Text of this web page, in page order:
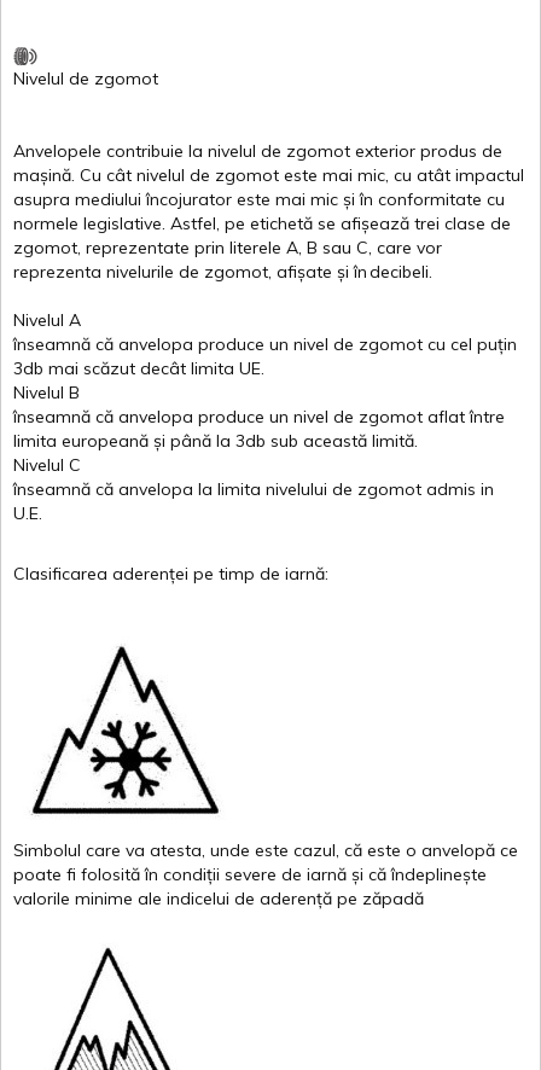
Nivelul de zgomot
Anvelopele contribuie la nivelul de zgomot exterior produs de
mașină. Cu cât nivelul de zgomot este mai mic, cu atât impactul
asupra mediului încojurator este mai mic și în conformitate cu
normele legislative. Astfel, pe etichetă se afișează trei clase de
zgomot, reprezentate prin literele A, B sau C, care vor
reprezenta nivelurile de zgomot, afișate și îndecibeli.
Nivelul A
înseamnă că anvelopa produce un nivel de zgomot cu cel puțin
3db mai scăzut decât limita UE.
Nivelul B
înseamnă că anvelopa produce un nivel de zgomot aflat între
limita europeană și până la 3db sub această limită.
Nivelul C
înseamnă că anvelopa la limita nivelului de zgomot admis in
U.E.
Clasificarea aderenței pe timp de iarnă:
Simbolul care va atesta, unde este cazul, că este o anvelopă ce
poate fi folosită în condiții severe de iarnă și că îndeplinește
valorile minime ale indicelui de aderență pe zăpadă